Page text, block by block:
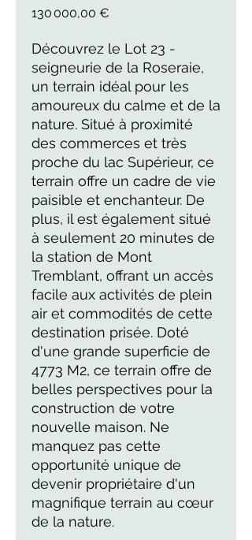
130 000,00 €
Découvrez le Lot 23 -
seigneurie de la Roseraie,
un terrain idéal pour les
amoureux du calme et de la
nature. Situé à proximité
des commerces et très
proche du lac Supérieur, ce
terrain offre un cadre de vie
paisible et enchanteur. De
plus, il est également situé
à seulement 20 minutes de
la station de Mont
Tremblant, offrant un accès
facile aux activités de plein
air et commodités de cette
destination prisée. Doté
d'une grande superficie de
4773 M2, ce terrain offre de
belles perspectives pour la
construction de votre
nouvelle maison. Ne
manquez pas cette
opportunité unique de
devenir propriétaire d'un
magnifique terrain au cœur
de la nature.